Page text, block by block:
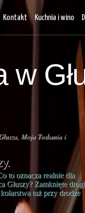
Kontakt Kuchnia i wino
w
, Moja Toskania i
Głuszy? Zamknięte drogi
tuż przy drodze